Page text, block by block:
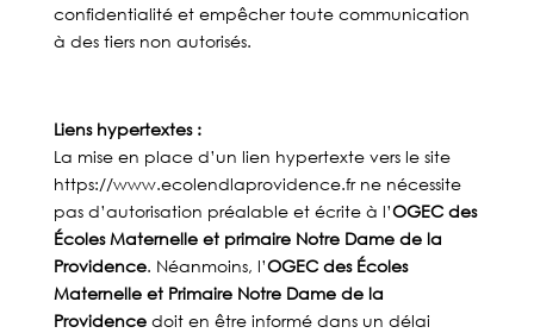
confidentialité et empêcher toute communication
à des tiers non autorisés.
Liens hypertextes :
La mise en place d’un lien hypertexte vers le site
https://www.ecolendlaprovidence.fr ne nécessite
pas d’autorisation préalable et écrite à l’OGEC des
Écoles Maternelle et primaire Notre Dame de la
Providence. Néanmoins, l’OGEC des Écoles
Maternelle et Primaire Notre Dame de la
Providencedoit en être informé dans un délai